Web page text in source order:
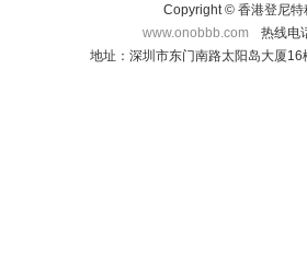
Copyright © 香港登尼特
www.onobbb.com
热线电
地址：深圳市东门南路太阳岛大厦